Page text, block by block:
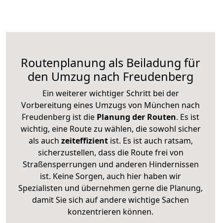
Routenplanung als Beiladung für
den Umzug nach Freudenberg
Ein weiterer wichtiger Schritt bei der
Vorbereitung eines Umzugs von München nach
Freudenberg ist die Planung der Routen. Es ist
wichtig, eine Route zu wählen, die sowohl sicher
als auch zeiteffizientist. Es ist auch ratsam,
sicherzustellen, dass die Route frei von
Straßensperrungen und anderen Hindernissen
ist. Keine Sorgen, auch hier haben wir
Spezialisten und übernehmen gerne die Planung,
damit Sie sich auf andere wichtige Sachen
konzentrieren können.